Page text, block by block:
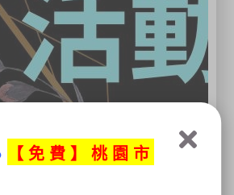
【免 費】桃園市